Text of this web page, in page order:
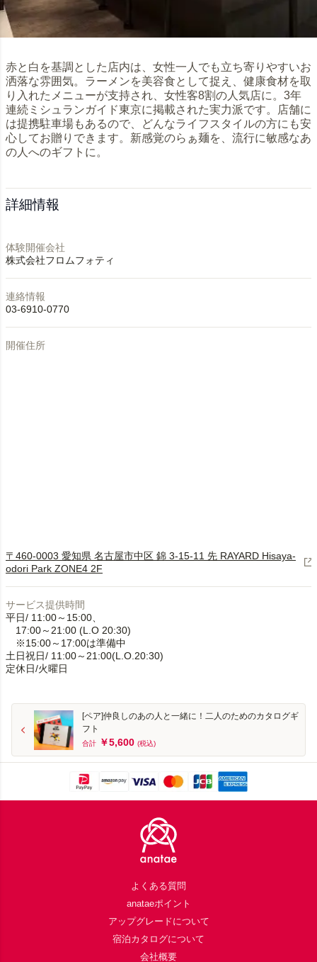
赤と白を基調とした店内は、女性一人でも立ち寄りやすいお
洒落な雰囲気。ラーメンを美容食として捉え、健康食材を取
り入れたメニューが支持され、女性客8割の人気店に。3年
連続ミシュランガイド東京に掲載された実力派です。店舗に
は提携駐車場もあるので、どんなライフスタイルの方にも安
心してお贈りできます。新感覚のらぁ麺を、流行に敏感なあ
の人へのギフトに。
詳細情報
体験開催会社
株式会社フロムフォティ
連絡情報
03-6910-0770
開催住所
〒460-0003 愛知県 名古屋市中区 錦 3-15-11 先 RAYARD Hisaya-
odori Park ZONE4 2F
サービス提供時間
平日/ 11:00～15:00、
17:00～21:00 (L.O 20:30)
※15:00～17:00は準備中
土日祝日/ 11:00～21:00(L.O.20:30)
定休日/火曜日
[ペア]仲良しのあの人と一緒に！二人のためのカタログギ
フト
合計 ￥5,600 (税込)
よくある質問
anataeポイント
アップグレードについて
宿泊カタログについて
会社概要